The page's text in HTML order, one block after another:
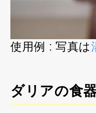
使用例 : 写真は
ダリアの食